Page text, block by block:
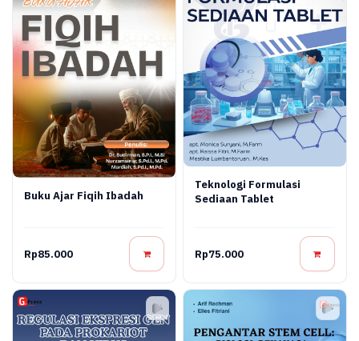
Buku Ajar Fiqih Ibadah
Rp85.000
Teknologi Formulasi
Sediaan Tablet
Rp75.000